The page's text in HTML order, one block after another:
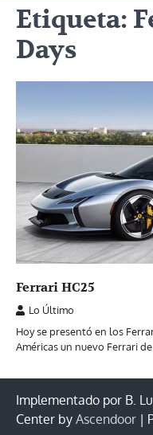
Etiqueta:
Days
Ferrari HC25
Lo Último
Hoy se presentó en los
Américas un nuevo Ferrari de
Implementado por B.
Center by Ascendoor |